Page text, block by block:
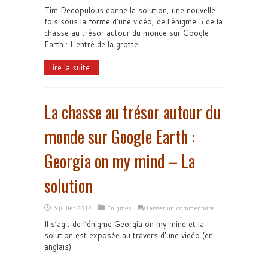
Tim Dedopulous donne la solution, une nouvelle
fois sous la forme d'une vidéo, de l'énigme 5 de la
chasse au trésor autour du monde sur Google
Earth : L'entré de la grotte
Lire la suite...
La chasse au trésor autour du
monde sur Google Earth :
Georgia on my mind – La
solution
6 juillet 2012 Enigmes Laisser un commentaire
Il s’agit de l’énigme Georgia on my mind et la
solution est exposée au travers d’une vidéo (en
anglais)